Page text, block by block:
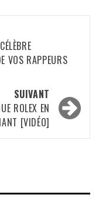
VOS RAPPEURS
SUIVANT
ROLEX EN
[VIDÉO]